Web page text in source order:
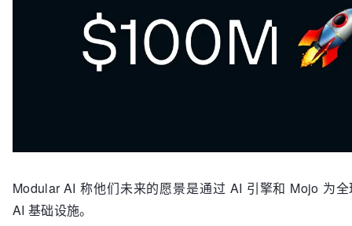
Modular AI 称他们未来的愿景是通过 AI 引擎和 Mojo 为
AI 基础设施。